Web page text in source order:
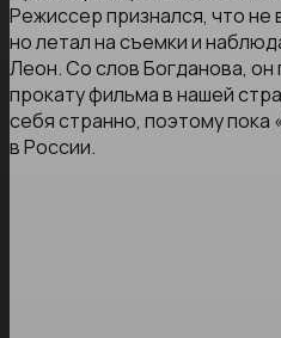
Режиссер признался, что не
но летал на съемки и
Леон. Со слов Богданова,
прокату фильма в нашей
себя странно, поэтому
в России.